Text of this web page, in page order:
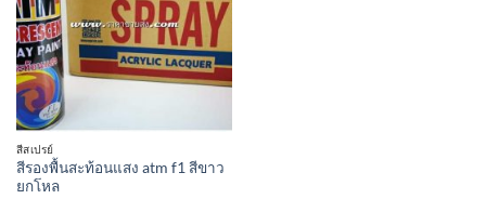
รายการ
ที่
ติดตาม
สีสเปรย์
สีรองพื้นสะท้อนแสง atm f1 สีขาว
ยกโหล